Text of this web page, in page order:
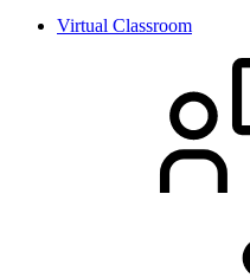
Virtual Classroom